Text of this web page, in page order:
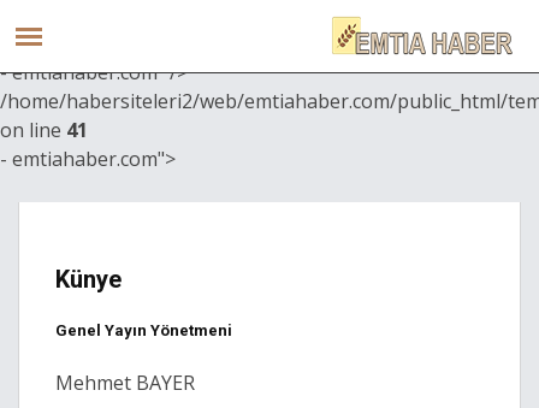
/home/habersiteleri2/web/emtiahaber.com/public_html/
on line
- emtiahaber.com" />
/home/habersiteleri2/web/emtiahaber.com/public_html/
on line 41
- emtiahaber.com">
Künye
Genel Yayın Yönetmeni
Mehmet BAYER